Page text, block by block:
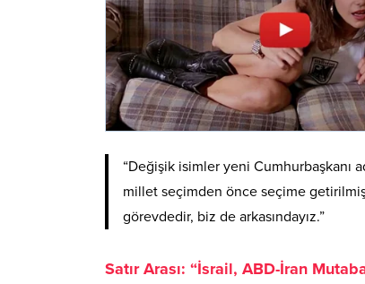
“Değişik isimler yeni Cumhurbaşkanı
millet seçimden önce seçime
görevdedir, biz de arkasındayız.”
Satır Arası: “İsrail, ABD-İran